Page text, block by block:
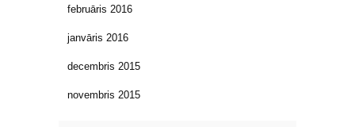
februāris 2016
janvāris 2016
decembris 2015
novembris 2015